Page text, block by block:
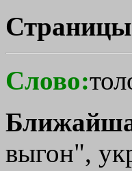
Слово:
выгон",